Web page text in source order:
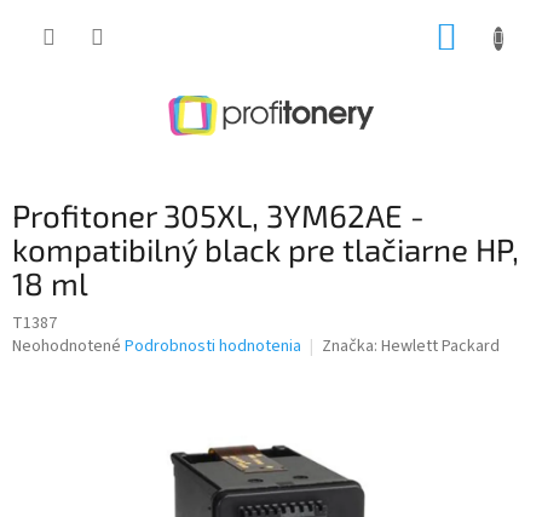
Profitoner 305XL, 3YM62AE -
kompatibilný black pre tlačiarne HP,
18 ml
T1387
Priemerné
Neohodnotené Podrobnosti hodnotenia Značka: Hewlett Packard